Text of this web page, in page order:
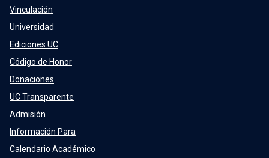
Vinculación
Universidad
Ediciones UC
Código de Honor
Donaciones
UC Transparente
Admisión
Información Para
Calendario Académico